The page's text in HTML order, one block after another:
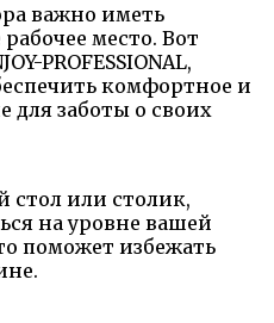
важно иметь
место. Вот
PROFESSIONAL,
комфортное и
для заботы о своих
стол или столик,
на уровне вашей
поможет избежать